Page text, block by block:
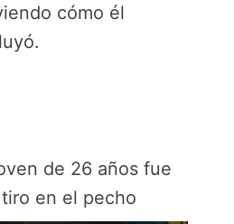
cómo él
de 26 años fue
en el pecho